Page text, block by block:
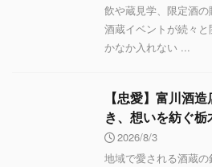
飲や蔵見学、限定酒
酒蔵イベントが続々
かなか入れない ...
【忠愛】富川酒
き、想いを紡ぐ栃
2026/8/3
地域で愛される酒蔵